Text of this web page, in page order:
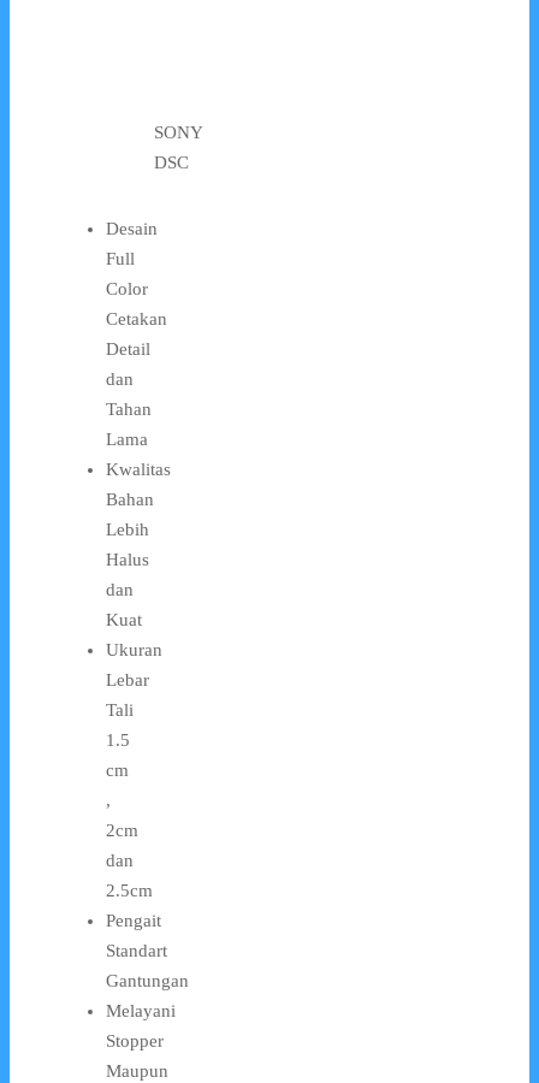
SONY
DSC
Desain
Full
Color
Cetakan
Detail
dan
Tahan
Lama
Kwalitas
Bahan
Lebih
Halus
dan
Kuat
Ukuran
Lebar
Tali
1.5
cm
,
2cm
dan
2.5cm
Pengait
Standart
Gantungan
Melayani
Stopper
Maupun